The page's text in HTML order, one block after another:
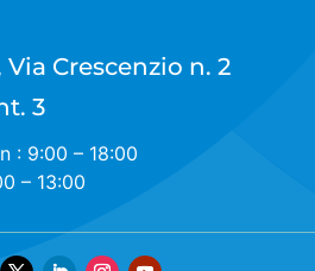
Via Crescenzio n. 2
3
: 9:00 – 18:00
– 13:00